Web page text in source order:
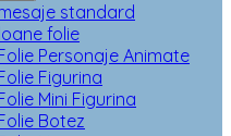
standard
folie
Personaje Animate
Figurina
Mini Figurina
Botez